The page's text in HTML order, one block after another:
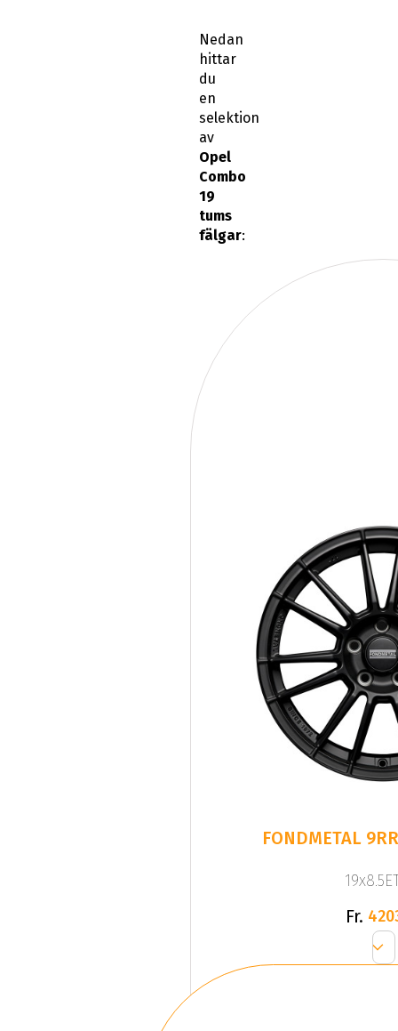
Nedan
hittar
du
en
selektion
av
Opel
Combo
19
tums
fälgar:
FONDMETAL
Fr.